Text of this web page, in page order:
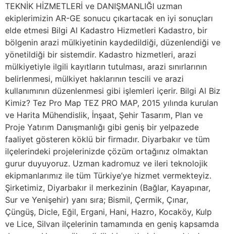
TEKNİK HİZMETLERİ ve DANIŞMANLIĞI uzman
ekiplerimizin AR-GE sonucu çıkartacak en iyi sonuçları
elde etmesi Bilgi Al Kadastro Hizmetleri Kadastro, bir
bölgenin arazi mülkiyetinin kaydedildiği, düzenlendiği ve
yönetildiği bir sistemdir. Kadastro hizmetleri, arazi
mülkiyetiyle ilgili kayıtların tutulması, arazi sınırlarının
belirlenmesi, mülkiyet haklarının tescili ve arazi
kullanımının düzenlenmesi gibi işlemleri içerir. Bilgi Al Biz
Kimiz? Tez Pro Map TEZ PRO MAP, 2015 yılında kurulan
ve Harita Mühendislik, İnşaat, Şehir Tasarım, Plan ve
Proje Yatırım Danışmanlığı gibi geniş bir yelpazede
faaliyet gösteren köklü bir firmadır. Diyarbakır ve tüm
ilçelerindeki projelerinizde çözüm ortağınız olmaktan
gurur duyuyoruz. Uzman kadromuz ve ileri teknolojik
ekipmanlarımız ile tüm Türkiye’ye hizmet vermekteyiz.
Şirketimiz, Diyarbakır il merkezinin (Bağlar, Kayapınar,
Sur ve Yenişehir) yanı sıra; Bismil, Çermik, Çınar,
Çüngüş, Dicle, Eğil, Ergani, Hani, Hazro, Kocaköy, Kulp
ve Lice, Silvan ilçelerinin tamamında en geniş kapsamda